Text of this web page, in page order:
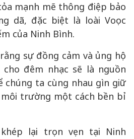
mạnh mẽ thông điệp bảo
dã, đặc biệt là loài Voọc
của Ninh Bình.
sự đồng cảm và ủng hộ
cho đêm nhạc sẽ là nguồn
chúng ta cùng nhau gìn giữ
môi trường một cách bền bỉ
khép lại trọn vẹn tại Ninh